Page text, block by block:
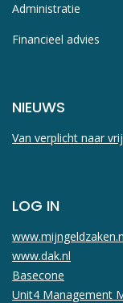
Administratie
Financieel advies
NIEUWS
Van verplicht naar
LOG IN
www.dak.nl
Basecone
Unit4 Management